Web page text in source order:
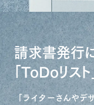
請求書発行
「ToDoリスト
「ライターさんやデ